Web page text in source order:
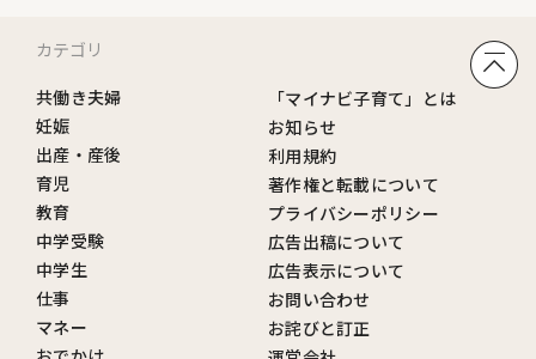
カテゴリ
共働き夫婦
妊娠
出産・産後
育児
教育
中学受験
中学生
仕事
マネー
「マイナビ子育て」とは
お知らせ
利用規約
著作権と転載について
プライバシーポリシー
広告出稿について
広告表示について
お問い合わせ
お詫びと訂正